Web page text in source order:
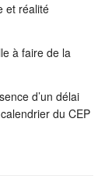
et réalité
à faire de la
d’un délai
du CEP